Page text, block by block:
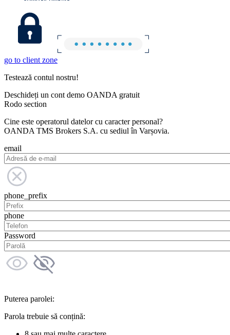
go to client zone
Testează contul nostru!
Deschideți un cont demo OANDA gratuit
Rodo section
Cine este operatorul datelor cu caracter personal?
OANDA TMS Brokers S.A. cu sediul în Varșovia.
email
phone_prefix
phone
Password
Puterea parolei:
Parola trebuie să conțină: